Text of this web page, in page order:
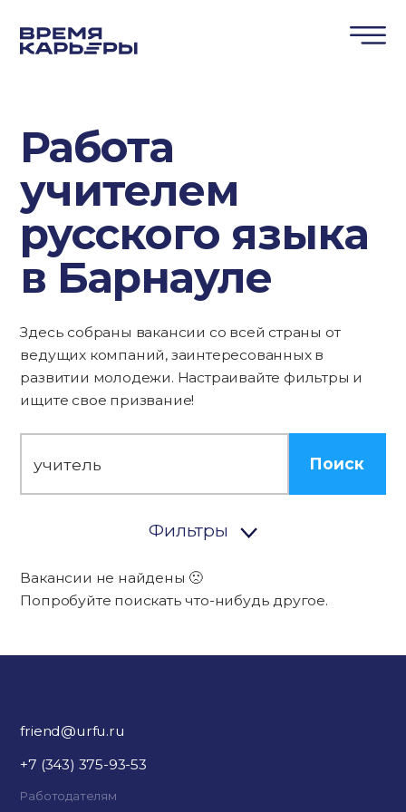
Работа
учителем
русского языка
в Барнауле
Здесь собраны вакансии со всей страны от
ведущих компаний, заинтересованных в
развитии молодежи. Настраивайте фильтры и
ищите свое призвание!
Поиск
Фильтры
Вакансии не найдены 🙁
Попробуйте поискать что-нибудь другое.
friend@urfu.ru
+7 (343) 375-93-53
Работодателям